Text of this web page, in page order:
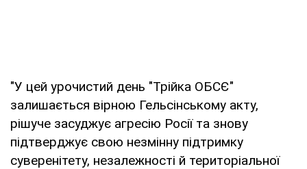
"У цей урочистий день "Трійка ОБСЄ"
залишається вірною Гельсінському акту,
рішуче засуджує агресію Росії та знову
підтверджує свою незмінну підтримку
суверенітету, незалежності й територіальної